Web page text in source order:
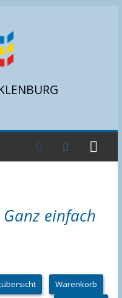
Ganz einfach
Warenkorb